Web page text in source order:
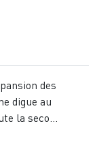
des
digue au
la seco...